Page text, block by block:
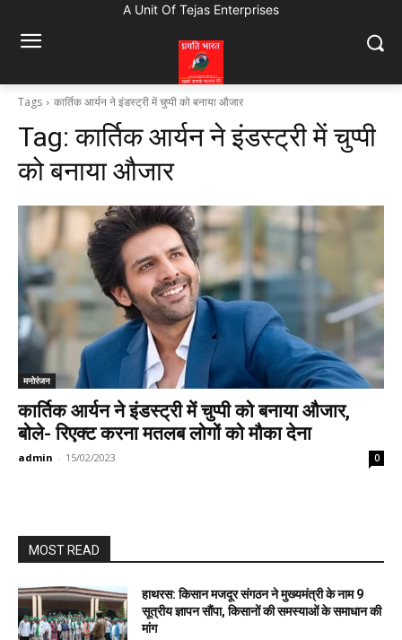
A Unit Of Tejas Enterprises
Tags कार्तिक आर्यन ने इंडस्ट्री में चुप्पी को बनाया औजार
Tag:कार्तिक आर्यन ने इंडस्ट्री में चुप्पी
को बनाया औजार
मनोरंजन
कार्तिक आर्यन ने इंडस्ट्री में चुप्पी को बनाया औजार,
बोले- रिएक्ट करना मतलब लोगों को मौका देना
admin - 15/02/2023 0
MOST READ
हाथरस: किसान मजदूर संगठन ने मुख्यमंत्री के नाम 9
सूत्रीय ज्ञापन सौंपा, किसानों की समस्याओं के समाधान की
मांग